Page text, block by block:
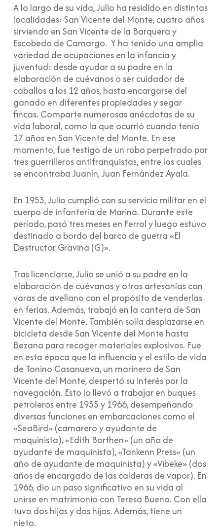
A lo largo de su vida, Julio ha residido en distintas
localidades: San Vicente del Monte, cuatro años
sirviendo en San Vicente de la Barquera y
Escobedo de Camargo. Y ha tenido una amplia
variedad de ocupaciones en la infancia y
juventud: desde ayudar a su padre en la
elaboración de cuévanos o ser cuidador de
caballos a los 12 años, hasta encargarse del
ganado en diferentes propiedades y segar
fincas. Comparte numerosas anécdotas de su
vida laboral, como la que ocurrió cuando tenía
17 años en San Vicente del Monte. En ese
momento, fue testigo de un robo perpetrado por
tres guerrilleros antifranquistas, entre los cuales
se encontraba Juanín, Juan Fernández Ayala.
En 1953, Julio cumplió con su servicio militar en el
cuerpo de infantería de Marina. Durante este
período, pasó tres meses en Ferrol y luego estuvo
destinado a bordo del barco de guerra «El
Destructor Gravina (G)».
Tras licenciarse, Julio se unió a su padre en la
elaboración de cuévanos y otras artesanías con
varas de avellano con el propósito de venderlas
en ferias. Además, trabajó en la cantera de San
Vicente del Monte. También solía desplazarse en
bicicleta desde San Vicente del Monte hasta
Bezana para recoger materiales explosivos. Fue
en esta época que la influencia y el estilo de vida
de Tonino Casanueva, un marinero de San
Vicente del Monte, despertó su interés por la
navegación. Esto lo llevó a trabajar en buques
petroleros entre 1955 y 1966, desempeñando
diversas funciones en embarcaciones como el
«SeaBird» (camarero y ayudante de
maquinista), «Edith Borthen» (un año de
ayudante de maquinista), «Tankenn Press» (un
año de ayudante de maquinista) y «Vibeke» (dos
años de encargado de las calderas de vapor). En
1966, dio un paso significativo en su vida al
unirse en matrimonio con Teresa Bueno. Con ella
tuvo dos hijas y dos hijos. Además, tiene un
nieto.